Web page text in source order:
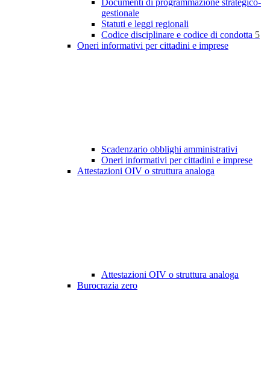
Documenti di programmazione strategico-
gestionale
Statuti e leggi regionali
Codice disciplinare e codice di condotta 5
Oneri informativi per cittadini e imprese
Scadenzario obblighi amministrativi
Oneri informativi per cittadini e imprese
Attestazioni OIV o struttura analoga
Attestazioni OIV o struttura analoga
Burocrazia zero